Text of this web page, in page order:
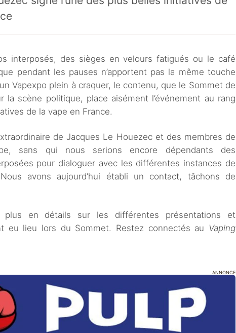
interposés, des sièges en velours fatigués ou le café
pendant les pauses n’apportent pas la même touche
Vapexpo plein à craquer, le contenu, que le Sommet de
la scène politique, place aisément l’événement au rang
de la vape en France.
de Jacques Le Houezec et des membres de
sans qui nous serions encore dépendants des
pour dialoguer avec les différentes instances de
avons aujourd’hui établi un contact, tâchons de
plus en détails sur les différentes présentations et
eu lieu lors du Sommet. Restez connectés au Vaping
ANNONCE